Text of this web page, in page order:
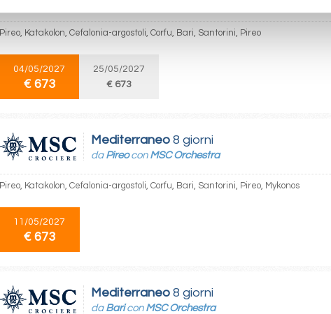
Pireo, Katakolon, Cefalonia-argostoli, Corfu, Bari, Santorini, Pireo
04/05/2027
€ 673
25/05/2027
€ 673
Mediterraneo 8 giorni
da Pireocon MSC Orchestra
Pireo, Katakolon, Cefalonia-argostoli, Corfu, Bari, Santorini, Pireo, Mykonos
11/05/2027
€ 673
Mediterraneo 8 giorni
da Baricon MSC Orchestra